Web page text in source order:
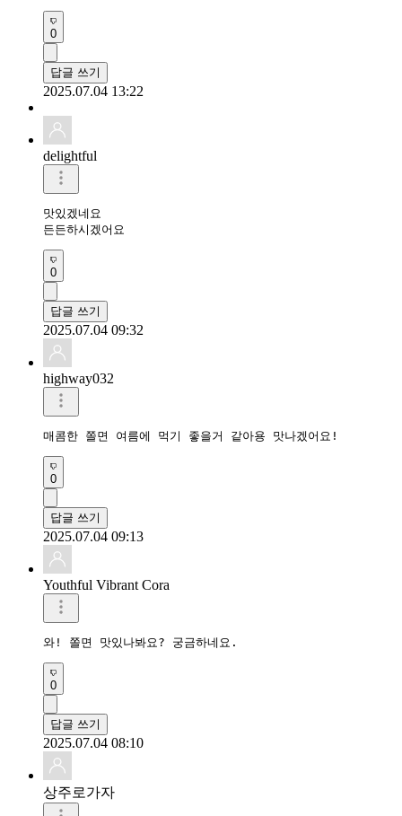
0
답글 쓰기
2025.07.04 13:22
delightful
맛있겠네요
든든하시겠어요
0
답글 쓰기
2025.07.04 09:32
highway032
매콤한 쫄면 여름에 먹기 좋을거 같아용 맛나겠어요!
0
답글 쓰기
2025.07.04 09:13
Youthful Vibrant Cora
와! 쫄면 맛있나봐요? 궁금하네요.
0
답글 쓰기
2025.07.04 08:10
상주로가자